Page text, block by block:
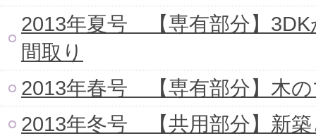
2013年夏号 【専有部分】
間取り
2013年春号 【専有部分】木
2013年冬号 【共用部分】新